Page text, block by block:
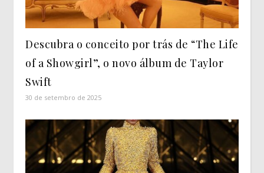
Descubra o conceito por trás de “The Life
of a Showgirl”, o novo álbum de Taylor
Swift
30 de setembro de 2025